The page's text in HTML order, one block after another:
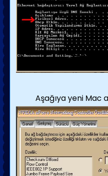
Aşağıya yeni Mac